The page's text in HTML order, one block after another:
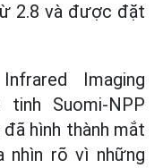
2.8 và được đặt
Imaging
Suomi-NPP
hình thành mắt
nhìn rõ vì những